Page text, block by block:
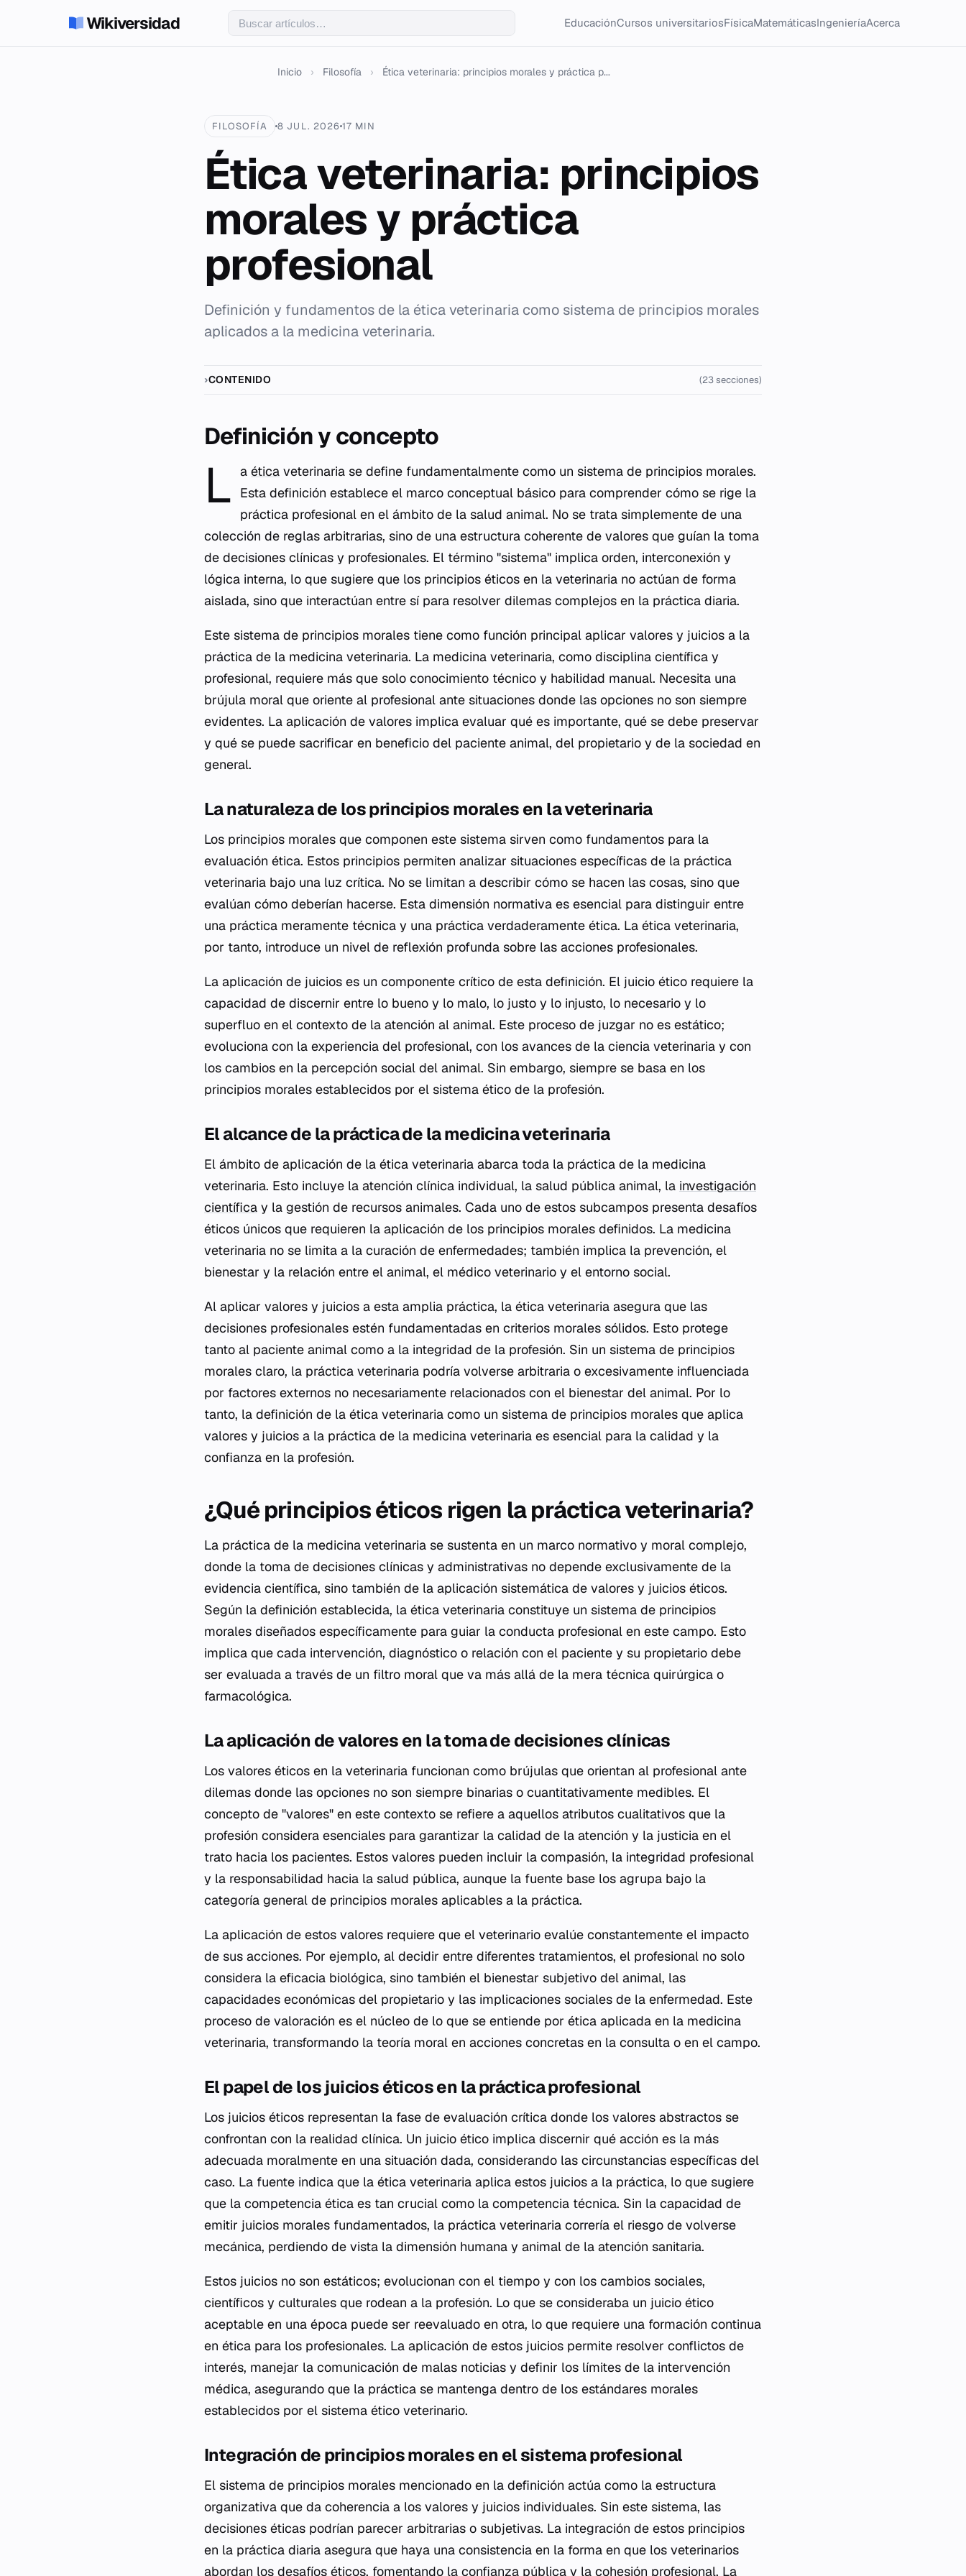
Wikiversidad EducaciónCursos universitariosFísicaMatemáticasIngenieríaAcerca
Inicio › Filosofía › Ética veterinaria: principios morales y práctica p...
FILOSOFÍA 8 JUL. 2026 17 MIN
Ética veterinaria: principios
morales y práctica
profesional
Definición y fundamentos de la ética veterinaria como sistema de principios morales
aplicados a la medicina veterinaria.
CONTENIDO (23 secciones)
Definición y concepto
L aética veterinaria se define fundamentalmente como un sistema de principios morales.
Esta definición establece el marco conceptual básico para comprender cómo se rige la
práctica profesional en el ámbito de la salud animal. No se trata simplemente de una
colección de reglas arbitrarias, sino de una estructura coherente de valores que guían la toma
de decisiones clínicas y profesionales. El término "sistema" implica orden, interconexión y
lógica interna, lo que sugiere que los principios éticos en la veterinaria no actúan de forma
aislada, sino que interactúan entre sí para resolver dilemas complejos en la práctica diaria.
Este sistema de principios morales tiene como función principal aplicar valores y juicios a la
práctica de la medicina veterinaria. La medicina veterinaria, como disciplina científica y
profesional, requiere más que solo conocimiento técnico y habilidad manual. Necesita una
brújula moral que oriente al profesional ante situaciones donde las opciones no son siempre
evidentes. La aplicación de valores implica evaluar qué es importante, qué se debe preservar
y qué se puede sacrificar en beneficio del paciente animal, del propietario y de la sociedad en
general.
La naturaleza de los principios morales en la veterinaria
Los principios morales que componen este sistema sirven como fundamentos para la
evaluación ética. Estos principios permiten analizar situaciones específicas de la práctica
veterinaria bajo una luz crítica. No se limitan a describir cómo se hacen las cosas, sino que
evalúan cómo deberían hacerse. Esta dimensión normativa es esencial para distinguir entre
una práctica meramente técnica y una práctica verdaderamente ética. La ética veterinaria,
por tanto, introduce un nivel de reflexión profunda sobre las acciones profesionales.
La aplicación de juicios es un componente crítico de esta definición. El juicio ético requiere la
capacidad de discernir entre lo bueno y lo malo, lo justo y lo injusto, lo necesario y lo
superfluo en el contexto de la atención al animal. Este proceso de juzgar no es estático;
evoluciona con la experiencia del profesional, con los avances de la ciencia veterinaria y con
los cambios en la percepción social del animal. Sin embargo, siempre se basa en los
principios morales establecidos por el sistema ético de la profesión.
El alcance de la práctica de la medicina veterinaria
El ámbito de aplicación de la ética veterinaria abarca toda la práctica de la medicina
veterinaria. Esto incluye la atención clínica individual, la salud pública animal, la investigación
científica y la gestión de recursos animales. Cada uno de estos subcampos presenta desafíos
éticos únicos que requieren la aplicación de los principios morales definidos. La medicina
veterinaria no se limita a la curación de enfermedades; también implica la prevención, el
bienestar y la relación entre el animal, el médico veterinario y el entorno social.
Al aplicar valores y juicios a esta amplia práctica, la ética veterinaria asegura que las
decisiones profesionales estén fundamentadas en criterios morales sólidos. Esto protege
tanto al paciente animal como a la integridad de la profesión. Sin un sistema de principios
morales claro, la práctica veterinaria podría volverse arbitraria o excesivamente influenciada
por factores externos no necesariamente relacionados con el bienestar del animal. Por lo
tanto, la definición de la ética veterinaria como un sistema de principios morales que aplica
valores y juicios a la práctica de la medicina veterinaria es esencial para la calidad y la
confianza en la profesión.
¿Qué principios éticos rigen la práctica veterinaria?
La práctica de la medicina veterinaria se sustenta en un marco normativo y moral complejo,
donde la toma de decisiones clínicas y administrativas no depende exclusivamente de la
evidencia científica, sino también de la aplicación sistemática de valores y juicios éticos.
Según la definición establecida, la ética veterinaria constituye un sistema de principios
morales diseñados específicamente para guiar la conducta profesional en este campo. Esto
implica que cada intervención, diagnóstico o relación con el paciente y su propietario debe
ser evaluada a través de un filtro moral que va más allá de la mera técnica quirúrgica o
farmacológica.
La aplicación de valores en la toma de decisiones clínicas
Los valores éticos en la veterinaria funcionan como brújulas que orientan al profesional ante
dilemas donde las opciones no son siempre binarias o cuantitativamente medibles. El
concepto de "valores" en este contexto se refiere a aquellos atributos cualitativos que la
profesión considera esenciales para garantizar la calidad de la atención y la justicia en el
trato hacia los pacientes. Estos valores pueden incluir la compasión, la integridad profesional
y la responsabilidad hacia la salud pública, aunque la fuente base los agrupa bajo la
categoría general de principios morales aplicables a la práctica.
La aplicación de estos valores requiere que el veterinario evalúe constantemente el impacto
de sus acciones. Por ejemplo, al decidir entre diferentes tratamientos, el profesional no solo
considera la eficacia biológica, sino también el bienestar subjetivo del animal, las
capacidades económicas del propietario y las implicaciones sociales de la enfermedad. Este
proceso de valoración es el núcleo de lo que se entiende por ética aplicada en la medicina
veterinaria, transformando la teoría moral en acciones concretas en la consulta o en el campo.
El papel de los juicios éticos en la práctica profesional
Los juicios éticos representan la fase de evaluación crítica donde los valores abstractos se
confrontan con la realidad clínica. Un juicio ético implica discernir qué acción es la más
adecuada moralmente en una situación dada, considerando las circunstancias específicas del
caso. La fuente indica que la ética veterinaria aplica estos juicios a la práctica, lo que sugiere
que la competencia ética es tan crucial como la competencia técnica. Sin la capacidad de
emitir juicios morales fundamentados, la práctica veterinaria correría el riesgo de volverse
mecánica, perdiendo de vista la dimensión humana y animal de la atención sanitaria.
Estos juicios no son estáticos; evolucionan con el tiempo y con los cambios sociales,
científicos y culturales que rodean a la profesión. Lo que se consideraba un juicio ético
aceptable en una época puede ser reevaluado en otra, lo que requiere una formación continua
en ética para los profesionales. La aplicación de estos juicios permite resolver conflictos de
interés, manejar la comunicación de malas noticias y definir los límites de la intervención
médica, asegurando que la práctica se mantenga dentro de los estándares morales
establecidos por el sistema ético veterinario.
Integración de principios morales en el sistema profesional
El sistema de principios morales mencionado en la definición actúa como la estructura
organizativa que da coherencia a los valores y juicios individuales. Sin este sistema, las
decisiones éticas podrían parecer arbitrarias o subjetivas. La integración de estos principios
en la práctica diaria asegura que haya una consistencia en la forma en que los veterinarios
abordan los desafíos éticos, fomentando la confianza pública y la cohesión profesional. La